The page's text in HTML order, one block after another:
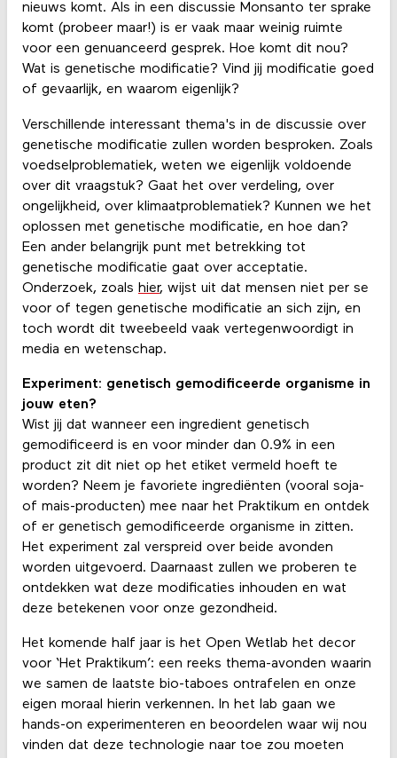
nieuws komt. Als in een discussie Monsanto ter sprake
komt (probeer maar!) is er vaak maar weinig ruimte
voor een genuanceerd gesprek. Hoe komt dit nou?
Wat is genetische modificatie? Vind jij modificatie goed
of gevaarlijk, en waarom eigenlijk?
Verschillende interessant thema's in de discussie over
genetische modificatie zullen worden besproken. Zoals
voedselproblematiek, weten we eigenlijk voldoende
over dit vraagstuk? Gaat het over verdeling, over
ongelijkheid, over klimaatproblematiek? Kunnen we het
oplossen met genetische modificatie, en hoe dan?
Een ander belangrijk punt met betrekking tot
genetische modificatie gaat over acceptatie.
Onderzoek, zoals hier, wijst uit dat mensen niet per se
voor of tegen genetische modificatie an sich zijn, en
toch wordt dit tweebeeld vaak vertegenwoordigt in
media en wetenschap.
Experiment: genetisch gemodificeerde organisme in
jouw eten?
Wist jij dat wanneer een ingredient genetisch
gemodificeerd is en voor minder dan 0.9% in een
product zit dit niet op het etiket vermeld hoeft te
worden? Neem je favoriete ingrediënten (vooral soja-
of mais-producten) mee naar het Praktikum en ontdek
of er genetisch gemodificeerde organisme in zitten.
Het experiment zal verspreid over beide avonden
worden uitgevoerd. Daarnaast zullen we proberen te
ontdekken wat deze modificaties inhouden en wat
deze betekenen voor onze gezondheid.
Het komende half jaar is het Open Wetlab het decor
voor ‘Het Praktikum’: een reeks thema-avonden waarin
we samen de laatste bio-taboes ontrafelen en onze
eigen moraal hierin verkennen. In het lab gaan we
hands-on experimenteren en beoordelen waar wij nou
vinden dat deze technologie naar toe zou moeten